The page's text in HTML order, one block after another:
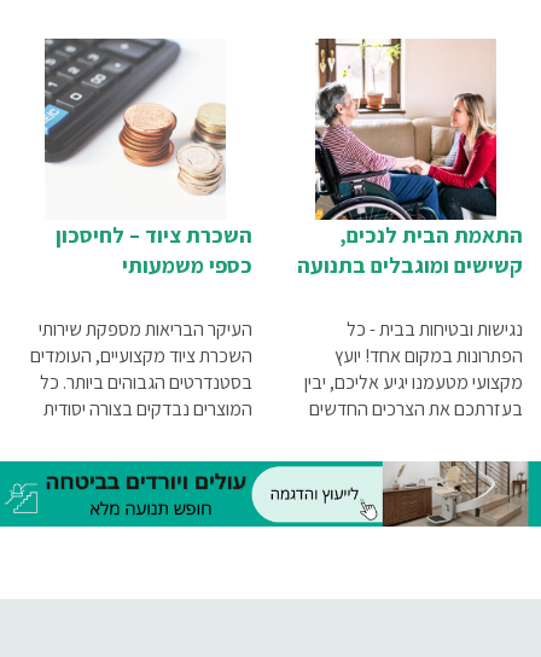
שלהם, וכן לשמור על בטיחות
מירבית ככל הניתן. השתמשו
בהמלצות שלפניכם על מנת
להתאים את ביתם של המוגבלים
בתנועה לאורח חייהם.
התאמת הבית לנכים,
קשישים ומוגבלים בתנועה
נגישות ובטיחות בבית - כל
הפתרונות במקום אחד! יועץ
מקצועי מטעמנו יגיע אליכם, יבין
בעזרתכם את הצרכים החדשים
שישדרגו בצורה משמעותית את
איכות חייכם.
השכרת ציוד – לחיסכון
כספי משמעותי
העיקר הבריאות מספקת שירותי
השכרת ציוד מקצועיים, העומדים
בסטנדרטים הגבוהים ביותר. כל
המוצרים נבדקים בצורה יסודית
להבטיח שהם פועלים בצורה
תקינה. השירות ניתן באחריות
מלאה, ובכל מקרה של בעיה או